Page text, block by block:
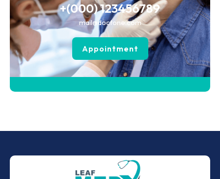
+(000) 123456789
mail@doctone.com
Appointment